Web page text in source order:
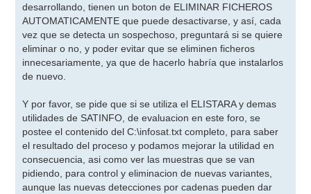
desarrollando, tienen un boton de ELIMINAR FICHEROS
AUTOMATICAMENTE que puede desactivarse, y así, cada
vez que se detecta un sospechoso, preguntará si se quiere
eliminar o no, y poder evitar que se eliminen ficheros
innecesariamente, ya que de hacerlo habría que instalarlos
de nuevo.
Y por favor, se pide que si se utiliza el ELISTARA y demas
utilidades de SATINFO, de evaluacion en este foro, se
postee el contenido del C:\infosat.txt completo, para saber
el resultado del proceso y podamos mejorar la utilidad en
consecuencia, asi como ver las muestras que se van
pidiendo, para control y eliminacion de nuevas variantes,
aunque las nuevas detecciones por cadenas pueden dar